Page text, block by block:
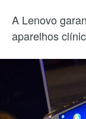
A Lenovo
aparelhos